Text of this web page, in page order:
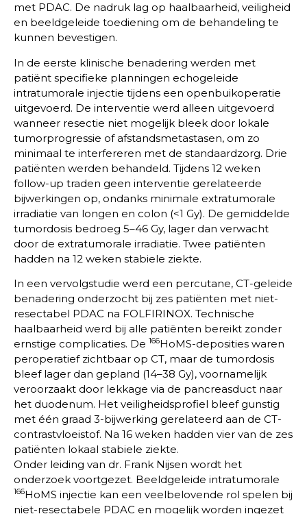
met PDAC. De nadruk lag op haalbaarheid, veiligheid
en beeldgeleide toediening om de behandeling te
kunnen bevestigen.
In de eerste klinische benadering werden met
patiënt specifieke planningen echogeleide
intratumorale injectie tijdens een openbuikoperatie
uitgevoerd. De interventie werd alleen uitgevoerd
wanneer resectie niet mogelijk bleek door lokale
tumorprogressie of afstandsmetastasen, om zo
minimaal te interfereren met de standaardzorg. Drie
patiënten werden behandeld. Tijdens 12 weken
follow-up traden geen interventie gerelateerde
bijwerkingen op, ondanks minimale extratumorale
irradiatie van longen en colon (<1 Gy). De gemiddelde
tumordosis bedroeg 5–46 Gy, lager dan verwacht
door de extratumorale irradiatie. Twee patiënten
hadden na 12 weken stabiele ziekte.
In een vervolgstudie werd een percutane, CT-geleide
benadering onderzocht bij zes patiënten met niet-
resectabel PDAC na FOLFIRINOX. Technische
haalbaarheid werd bij alle patiënten bereikt zonder
ernstige complicaties. De 166HoMS-deposities waren
peroperatief zichtbaar op CT, maar de tumordosis
bleef lager dan gepland (14–38 Gy), voornamelijk
veroorzaakt door lekkage via de pancreasduct naar
het duodenum. Het veiligheidsprofiel bleef gunstig
met één graad 3-bijwerking gerelateerd aan de CT-
contrastvloeistof. Na 16 weken hadden vier van de zes
patiënten lokaal stabiele ziekte.
Onder leiding van dr. Frank Nijsen wordt het
onderzoek voortgezet. Beeldgeleide intratumorale
166HoMS injectie kan een veelbelovende rol spelen bij
niet-resectabele PDAC en mogelijk worden ingezet